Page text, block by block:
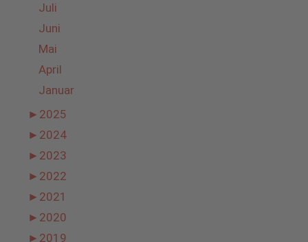
Juli
Juni
Mai
April
Januar
► 2025
► 2024
► 2023
► 2022
► 2021
► 2020
► 2019